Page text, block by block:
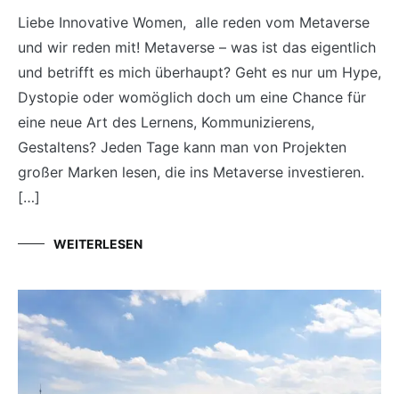
Liebe Innovative Women, alle reden vom Metaverse
und wir reden mit! Metaverse – was ist das eigentlich
und betrifft es mich überhaupt? Geht es nur um Hype,
Dystopie oder womöglich doch um eine Chance für
eine neue Art des Lernens, Kommunizierens,
Gestaltens? Jeden Tage kann man von Projekten
großer Marken lesen, die ins Metaverse investieren.
[…]
WEITERLESEN